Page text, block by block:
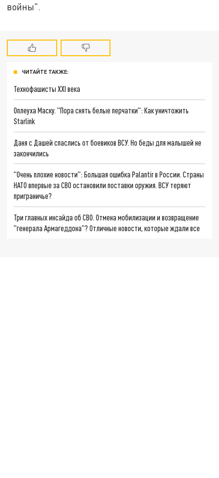
войны".
ЧИТАЙТЕ ТАКЖЕ:
Технофашисты XXI века
Оплеуха Маску. "Пора снять белые перчатки": Как уничтожить
Starlink
Даня с Дашей спаслись от боевиков ВСУ. Но беды для малышей не
закончились
"Очень плохие новости": Большая ошибка Palantir в России. Страны
НАТО впервые за СВО остановили поставки оружия. ВСУ теряют
приграничье?
Три главных инсайда об СВО. Отмена мобилизации и возвращение
"генерала Армагеддона"? Отличные новости, которые ждали все